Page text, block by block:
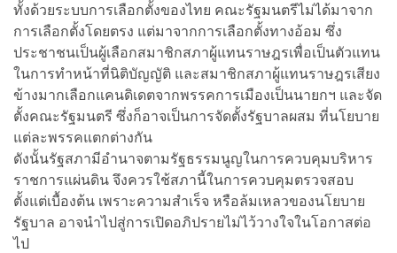
ทั้งด้วยระบบการเลือกตั้งของไทย คณะรัฐมนตรีไม่ได้มาจาก
การเลือกตั้งโดยตรง แต่มาจากการเลือกตั้งทางอ้อม ซึ่ง
ประชาชนเป็นผู้เลือกสมาชิกสภาผู้แทนราษฎรเพื่อเป็นตัวแทน
ในการทำหน้าที่นิติบัญญัติ และสมาชิกสภาผู้แทนราษฎรเสียง
ข้างมากเลือกแคนดิเดตจากพรรคการเมืองเป็นนายกฯ และจัด
ตั้งคณะรัฐมนตรี ซึ่งก็อาจเป็นการจัดตั้งรัฐบาลผสม ที่นโยบาย
แต่ละพรรคแตกต่างกัน
ดังนั้นรัฐสภามีอำนาจตามรัฐธรรมนูญในการควบคุมบริหาร
ราชการแผ่นดิน จึงควรใช้สภานี้ในการควบคุมตรวจสอบ
ตั้งแต่เบื้องต้น เพราะความสำเร็จ หรือล้มเหลวของนโยบาย
รัฐบาล อาจนำไปสู่การเปิดอภิปรายไม่ไว้วางใจในโอกาสต่อ
ไป